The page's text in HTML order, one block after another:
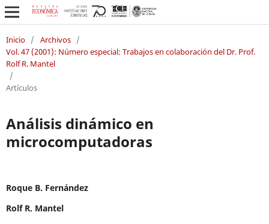
Inicio / Archivos /
Vol. 47 (2001): Número especial: Trabajos en colaboración del Dr. Prof.
Rolf R. Mantel
/
Artículos
Análisis dinámico en
microcomputadoras
Roque B. Fernández
Rolf R. Mantel